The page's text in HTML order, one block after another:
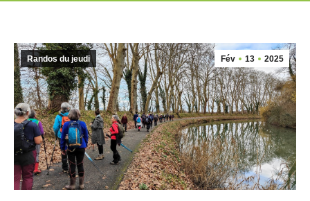
Fév 13 2025
Randos du jeudi